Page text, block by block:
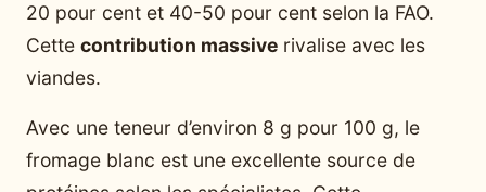
20 pour cent et 40-50 pour cent selon la FAO.
Cette contribution massive rivalise avec les
viandes.
Avec une teneur d’environ 8 g pour 100 g, le
fromage blanc est une excellente source de